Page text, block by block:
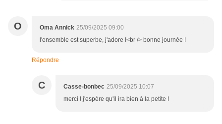
O Oma Annick 25/09/2025 09:00
l'ensemble est superbe, j'adore !<br /> bonne journée !
Répondre
C Casse-bonbec 25/09/2025 10:07
merci ! j'espère qu'il ira bien à la petite !